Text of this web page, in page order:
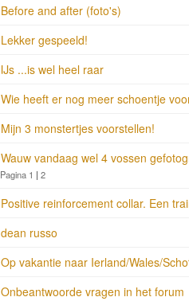
Before and after (foto's)
Lekker gespeeld!
IJs ...is wel heel raar
Wie heeft er nog meer schoentje
Mijn 3 monstertjes voorstellen!
Wauw vandaag wel 4 vossen
Pagina 1 | 2
Positive reinforcement collar. Een
dean russo
Op vakantie naar Ierland/Wales/
Onbeantwoorde vragen in het forum